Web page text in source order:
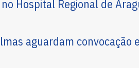
Hospital Regional de
aguardam convocação